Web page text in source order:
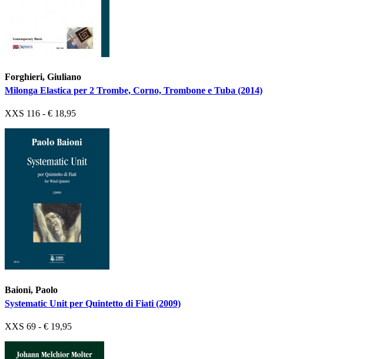
Forghieri, Giuliano
Milonga Elastica per 2 Trombe, Corno, Trombone e Tuba (2014)
XXS 116 - € 18,95
Baioni, Paolo
Systematic Unit per Quintetto di Fiati (2009)
XXS 69 - € 19,95